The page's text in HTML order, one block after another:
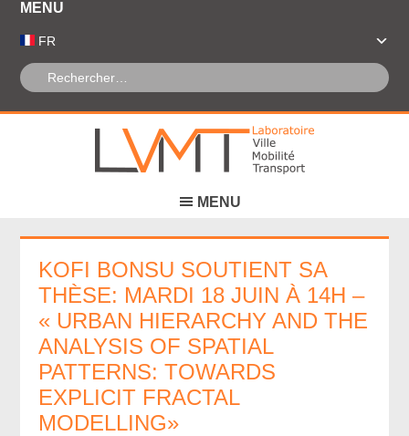
FR
KOFI BONSU SOUTIENT SA
THÈSE: MARDI 18 JUIN À 14H –
« URBAN HIERARCHY AND THE
ANALYSIS OF SPATIAL
PATTERNS: TOWARDS
EXPLICIT FRACTAL
MODELLING»
Panneau de gestion des cookies